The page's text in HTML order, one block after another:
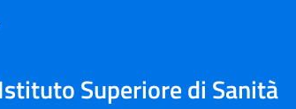
Istituto Superiore di Sanità